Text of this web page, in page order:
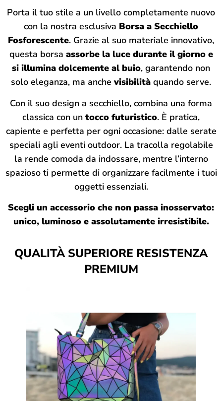
Porta il tuo stile a un livello completamente nuovo
con la nostra esclusiva Borsa a Secchiello
Fosforescente. Grazie al suo materiale innovativo,
questa borsa assorbe la luce durante il giorno e
si illumina dolcemente al buio, garantendo non
solo eleganza, ma anchevisibilità quando serve.
Con il suo design a secchiello, combina una forma
classica con un tocco futuristico. È pratica,
capiente e perfetta per ogni occasione: dalle serate
speciali agli eventi outdoor. La tracolla regolabile
la rende comoda da indossare, mentre l’interno
spazioso ti permette di organizzare facilmente i tuoi
oggetti essenziali.
Scegli un accessorio che non passa inosservato:
unico, luminoso e assolutamente irresistibile.
QUALITÀ SUPERIORE RESISTENZA
PREMIUM